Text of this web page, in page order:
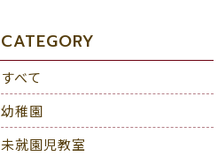
CATEGORY
すべて
幼稚園
未就園児教室